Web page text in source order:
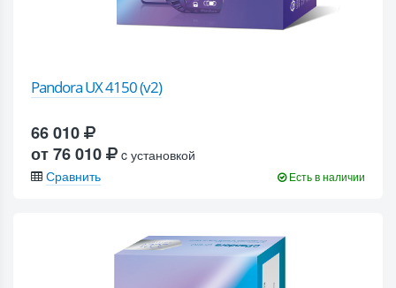
Pandora UX 4150 (v2)
66 010
от 76 010
c установкой
Сравнить
Есть в наличии